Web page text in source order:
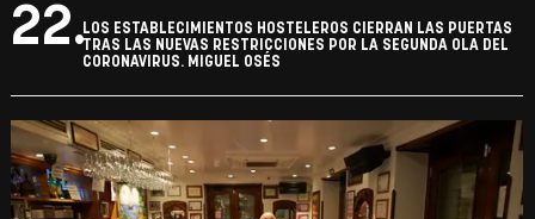
22.LOS ESTABLECIMIENTOS HOSTELEROS CIERRAN LAS PUERTAS
TRAS LAS NUEVAS RESTRICCIONES POR LA SEGUNDA OLA DEL
CORONAVIRUS. MIGUEL OSÉS